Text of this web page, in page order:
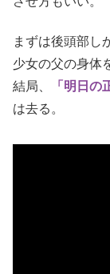
まずは後頭部し
少女の父の身体
結局、
「明日の
は去る。